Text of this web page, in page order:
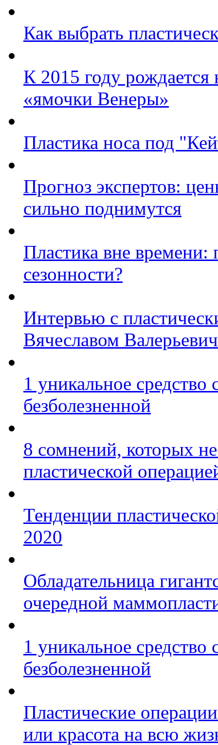
Как выбрать
К 2015 году рождается
«ямочки Венеры»
Пластика носа под
Прогноз экспертов:
сильно поднимутся
Пластика вне времени:
сезонности?
Интервью с
Вячеславом
1 уникальное средство
безболезненной
8 сомнений, которых
пластической
Тенденции
2020
Обладательница
очередной
1 уникальное средство
безболезненной
Пластические
или красота на всю